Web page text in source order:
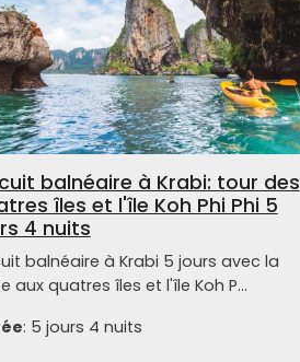
balnéaire à Krabi: tour des
îles et l'île Koh Phi Phi 5
4 nuits
balnéaire à Krabi 5 jours avec la
aux quatres îles et l'île Koh P...
: 5 jours 4 nuits